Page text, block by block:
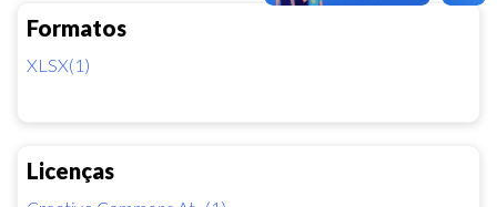
Formatos
XLSX(1)
Licenças